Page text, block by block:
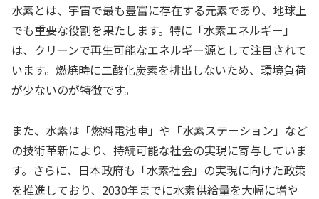
水素とは、宇宙で最も豊富に存在する元素であり、地球上
でも重要な役割を果たします。特に「水素エネルギー」
は、クリーンで再生可能なエネルギー源として注目されて
います。燃焼時に二酸化炭素を排出しないため、環境負荷
が少ないのが特徴です。
また、水素は「燃料電池車」や「水素ステーション」など
の技術革新により、持続可能な社会の実現に寄与していま
す。さらに、日本政府も「水素社会」の実現に向けた政策
を推進しており、2030年までに水素供給量を大幅に増や